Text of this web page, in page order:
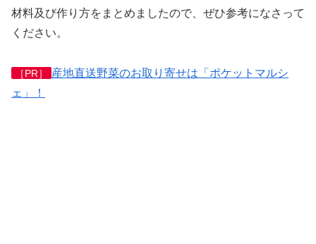
材料及び作り方をまとめましたので、ぜひ参考になさって
ください。
［PR］
産地直送野菜のお取り寄せは「ポケットマルシ
ェ」！